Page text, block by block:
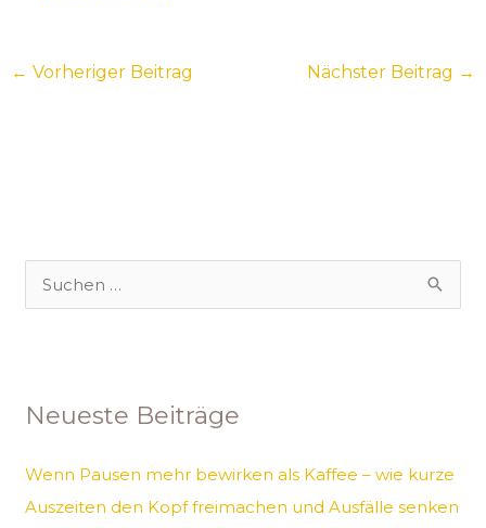
← Vorheriger Beitrag Nächster Beitrag →
e
n
a
Neueste Beiträge
Wenn Pausen mehr bewirken als Kaffee – wie kurze
Auszeiten den Kopf freimachen und Ausfälle senken